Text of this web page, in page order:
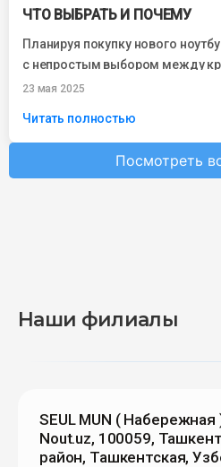
ЧТО ВЫБРАТЬ И ПОЧЕМУ
Планируя покупку нового
с непростым выбором между
брендами. Asus, HP, Lenovo и
23 мая 2025
Читать полностью
Посмотреть
Наши филиалы
SEUL MUN (
Nout.uz, 100059,
район, Ташкентская,